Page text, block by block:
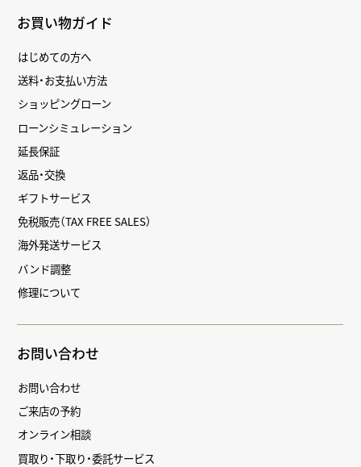
お買い物ガイド
はじめての方へ
送料・お支払い方法
ショッピングローン
ローンシミュレーション
延長保証
返品・交換
ギフトサービス
免税販売（TAX FREE SALES）
海外発送サービス
バンド調整
修理について
お問い合わせ
お問い合わせ
ご来店の予約
オンライン相談
買取り・下取り・委託サービス